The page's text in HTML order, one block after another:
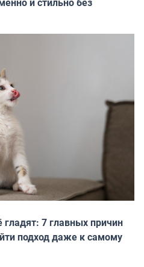
7 главных причин
подход даже к самому